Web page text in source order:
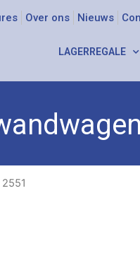
Over ons Nieuws
LAGERREGALE